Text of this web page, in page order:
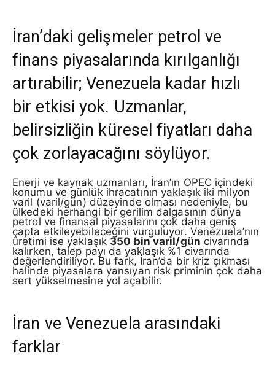
İran’daki gelişmeler petrol ve
finans piyasalarında kırılganlığı
artırabilir; Venezuela kadar hızlı
bir etkisi yok. Uzmanlar,
belirsizliğin küresel fiyatları daha
çok zorlayacağını söylüyor.
Enerji ve kaynak uzmanları, İran’ın OPEC içindeki
konumu ve günlük ihracatının yaklaşık iki milyon
varil (varil/gün) düzeyinde olması nedeniyle, bu
ülkedeki herhangi bir gerilim dalgasının dünya
petrol ve finansal piyasalarını çok daha geniş
çapta etkileyebileceğini vurguluyor. Venezuela’nın
üretimi ise yaklaşık 350 bin varil/gün civarında
kalırken, talep payı da yaklaşık %1 civarında
değerlendiriliyor. Bu fark, İran’da bir kriz çıkması
halinde piyasalara yansıyan risk priminin çok daha
sert yükselmesine yol açabilir.
İran ve Venezuela arasındaki
farklar